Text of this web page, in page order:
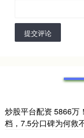
提交评论
炒股平台配资 5866万
档，7.5分口碑为何救